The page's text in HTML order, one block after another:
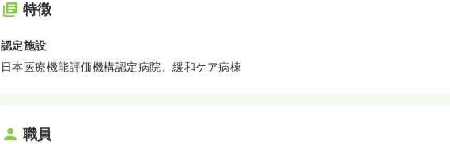
特徴
認定施設
日本医療機能評価機構認定病院、緩和ケア病棟
職員